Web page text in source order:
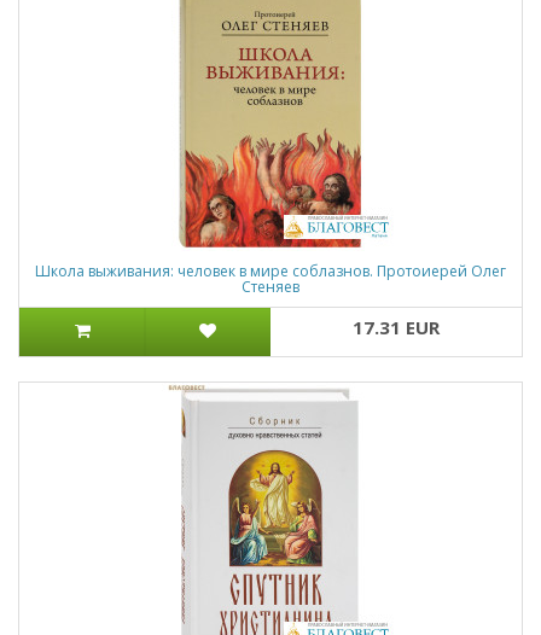
Школа выживания: человек в мире соблазнов. Протоиерей Олег
Стеняев
17.31 EUR